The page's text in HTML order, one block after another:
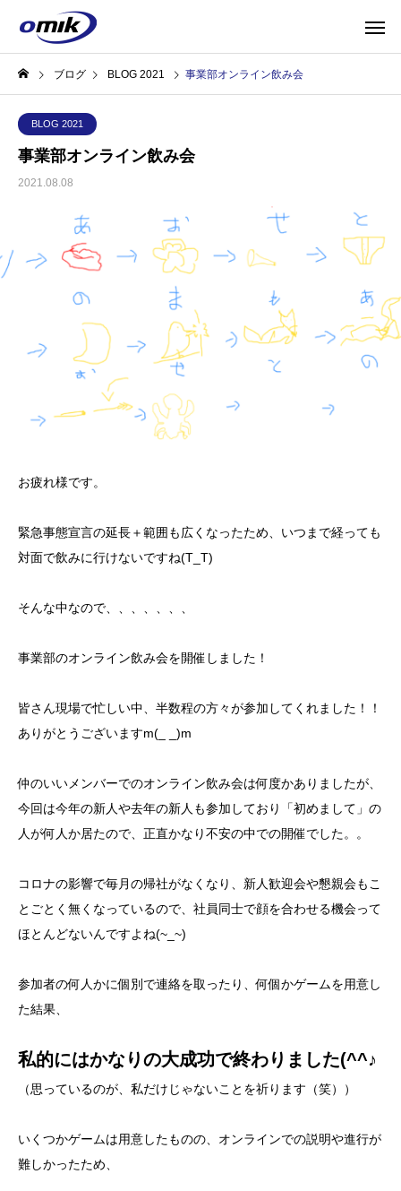
ブログ BLOG 2021 事業部オンライン飲み会
BLOG 2021
事業部オンライン飲み会
2021.08.08
お疲れ様です。
緊急事態宣言の延長＋範囲も広くなったため、いつまで経っても
対面で飲みに行けないですね(T_T)
そんな中なので、、、、、、、
事業部のオンライン飲み会を開催しました！
皆さん現場で忙しい中、半数程の方々が参加してくれました！！
ありがとうございますm(_ _)m
仲のいいメンバーでのオンライン飲み会は何度かありましたが、
今回は今年の新人や去年の新人も参加しており「初めまして」の
人が何人か居たので、正直かなり不安の中での開催でした。。
コロナの影響で毎月の帰社がなくなり、新人歓迎会や懇親会もこ
とごとく無くなっているので、社員同士で顔を合わせる機会って
ほとんどないんですよね(~_~)
参加者の何人かに個別で連絡を取ったり、何個かゲームを用意し
た結果、
私的にはかなりの大成功で終わりました(^^♪
（思っているのが、私だけじゃないことを祈ります（笑））
いくつかゲームは用意したものの、オンラインでの説明や進行が
難しかったため、